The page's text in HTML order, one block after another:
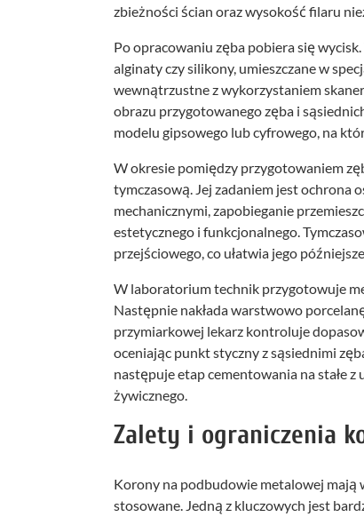
zbieżności ścian oraz wysokość filaru
Po opracowaniu zęba pobiera się
alginaty czy silikony, umieszczane w
wewnątrzustne z wykorzystaniem
obrazu przygotowanego zęba i
modelu gipsowego lub cyfrowego, na
W okresie pomiędzy przygotowaniem
tymczasową. Jej zadaniem jest ochrona
mechanicznymi, zapobieganie
estetycznego i funkcjonalnego.
przejściowego, co ułatwia jego
W laboratorium technik przygotowuje
Następnie nakłada warstwowo
przymiarkowej lekarz kontroluje
oceniając punkt styczny z sąsiednimi
następuje etap cementowania na stałe
żywicznego.
Zalety i ograniczenia
Korony na podbudowie metalowej mają
stosowane. Jedną z kluczowych jest